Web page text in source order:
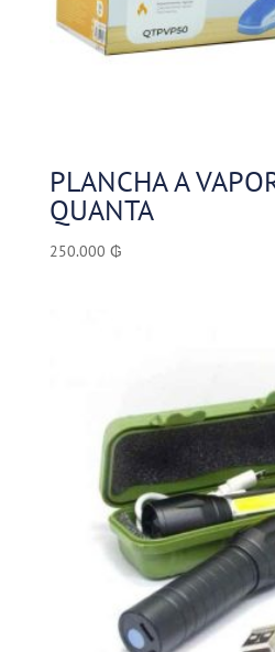
PLANCHA A
QUANTA
250.000 ₲